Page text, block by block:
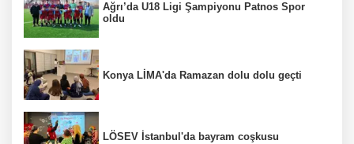
Ağrı’da U18 Ligi Şampiyonu Patnos Spor
oldu
Konya LİMA'da Ramazan dolu dolu geçti
LÖSEV İstanbul'da bayram coşkusu